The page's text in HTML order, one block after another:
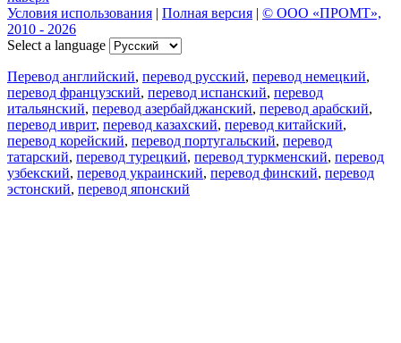
Условия использования | Полная версия | © ООО «ПРОМТ»,
2010 - 2026
Select a language
Перевод английский, перевод русский, перевод немецкий,
перевод французский, перевод испанский, перевод
итальянский, перевод азербайджанский, перевод арабский,
перевод иврит, перевод казахский, перевод китайский,
перевод корейский, перевод португальский, перевод
татарский, перевод турецкий, перевод туркменский, перевод
узбекский, перевод украинский, перевод финский, перевод
эстонский, перевод японский